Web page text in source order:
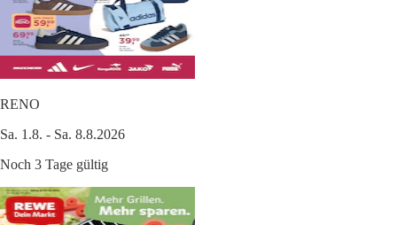
RENO
Sa. 1.8. - Sa. 8.8.2026
Noch 3 Tage gültig